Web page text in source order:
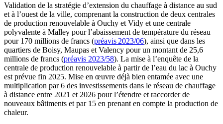
Validation de la stratégie d’extension du chauffage à distance au sud
et à l’ouest de la ville, comprenant la construction de deux centrales
de production renouvelable à Ouchy et Vidy et une centrale
polyvalente à Malley pour l’abaissement de température du réseau
pour 170 millions de francs (préavis 2023/06), ainsi que dans les
quartiers de Boisy, Maupas et Valency pour un montant de 25,6
millions de francs (préavis 2023/58). La mise à l’enquête de la
centrale de production renouvelable à partir de l’eau du lac à Ouchy
est prévue fin 2025. Mise en œuvre déjà bien entamée avec une
multiplication par 6 des investissements dans le réseau de chauffage
à distance entre 2021 et 2026 pour l’étendre et raccorder de
nouveaux bâtiments et par 15 en prenant en compte la production de
chaleur.